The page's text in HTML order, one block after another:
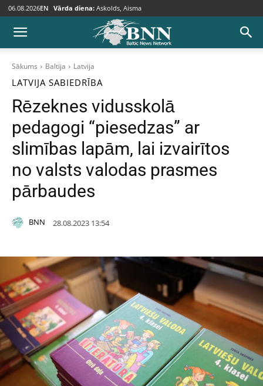
06.08.2026EN Vārda diena: Askolds, Aisma
Sākums Baltija Latvija
LATVIJA SABIEDRĪBA
Rēzeknes vidusskolā
pedagogi “piesedzas” ar
slimības lapām, lai izvairītos
no valsts valodas prasmes
pārbaudes
BNN 28.08.2023 13:54